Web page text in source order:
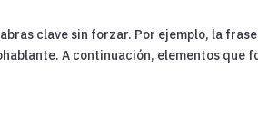
clave sin forzar. Por ejemplo, la
A continuación, elementos que